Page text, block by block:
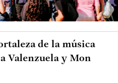
de la música
Valenzuela y Mon